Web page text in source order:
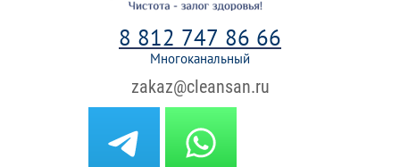
8 812 747 86 66
Многоканальный
zakaz@cleansan.ru